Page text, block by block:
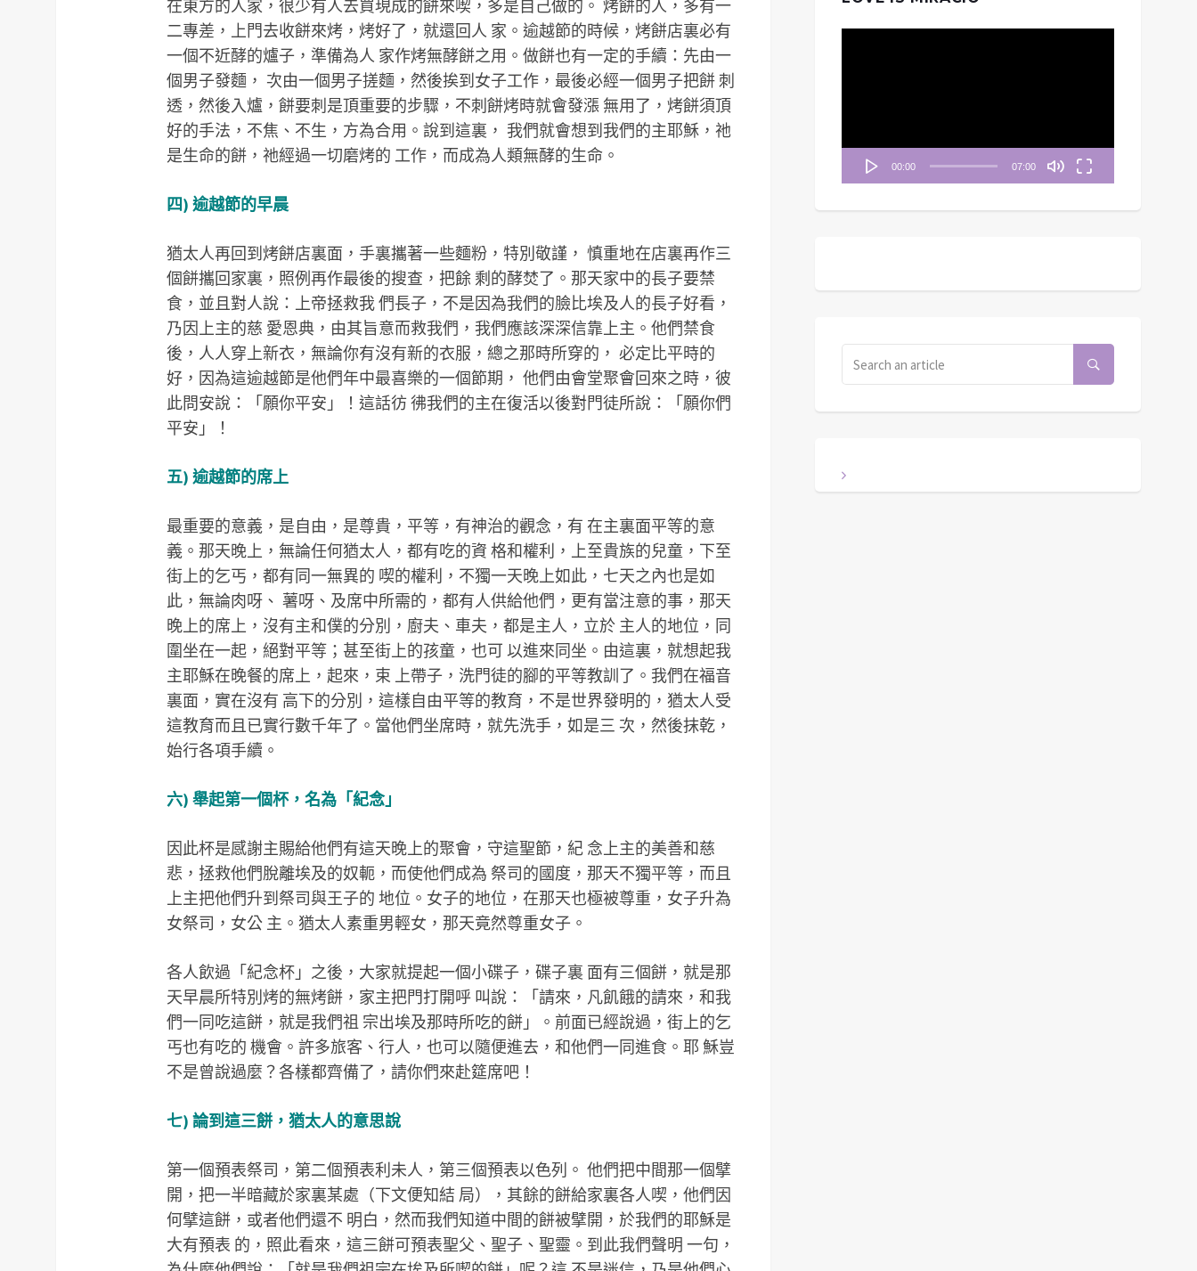
在東方的人家，很少有人去買現成的餅來喫，多是自己做的。 烤餅的人，多有一
二專差，上門去收餅來烤，烤好了，就還回人 家。逾越節的時候，烤餅店裏必有
一個不近酵的爐子，準備為人 家作烤無酵餅之用。做餅也有一定的手續：先由一
個男子發麵， 次由一個男子搓麵，然後挨到女子工作，最後必經一個男子把餅 刺
透，然後入爐，餅要刺是頂重要的步驟，不刺餅烤時就會發漲 無用了，烤餅須頂
好的手法，不焦、不生，方為合用。說到這裏， 我們就會想到我們的主耶穌，祂
是生命的餅，祂經過一切磨烤的 工作，而成為人類無酵的生命。
四) 逾越節的早晨
猶太人再回到烤餅店裏面，手裏攜著一些麵粉，特別敬謹， 慎重地在店裏再作三
個餅攜回家裏，照例再作最後的搜查，把餘 剩的酵焚了。那天家中的長子要禁
食，並且對人說：上帝拯救我 們長子，不是因為我們的臉比埃及人的長子好看，
乃因上主的慈 愛恩典，由其旨意而救我們，我們應該深深信靠上主。他們禁食
後，人人穿上新衣，無論你有沒有新的衣服，總之那時所穿的， 必定比平時的
好，因為這逾越節是他們年中最喜樂的一個節期， 他們由會堂聚會回來之時，彼
此問安說：「願你平安」！這話彷 彿我們的主在復活以後對門徒所說：「願你們
平安」！
五) 逾越節的席上
最重要的意義，是自由，是尊貴，平等，有神治的觀念，有 在主裏面平等的意
義。那天晚上，無論任何猶太人，都有吃的資 格和權利，上至貴族的兒童，下至
街上的乞丐，都有同一無異的 喫的權利，不獨一天晚上如此，七天之內也是如
此，無論肉呀、 薯呀、及席中所需的，都有人供給他們，更有當注意的事，那天
晚上的席上，沒有主和僕的分別，廚夫、車夫，都是主人，立於 主人的地位，同
圍坐在一起，絕對平等；甚至街上的孩童，也可 以進來同坐。由這裏，就想起我
主耶穌在晚餐的席上，起來，束 上帶子，洗門徒的腳的平等教訓了。我們在福音
裏面，實在沒有 高下的分別，這樣自由平等的教育，不是世界發明的，猶太人受
這教育而且已實行數千年了。當他們坐席時，就先洗手，如是三 次，然後抹乾，
始行各項手續。
六) 舉起第一個杯，名為「紀念」
因此杯是感謝主賜給他們有這天晚上的聚會，守這聖節，紀 念上主的美善和慈
悲，拯救他們脫離埃及的奴軛，而使他們成為 祭司的國度，那天不獨平等，而且
上主把他們升到祭司與王子的 地位。女子的地位，在那天也極被尊重，女子升為
女祭司，女公 主。猶太人素重男輕女，那天竟然尊重女子。
各人飲過「紀念杯」之後，大家就提起一個小碟子，碟子裏 面有三個餅，就是那
天早晨所特別烤的無烤餅，家主把門打開呼 叫說：「請來，凡飢餓的請來，和我
們一同吃這餅，就是我們祖 宗出埃及那時所吃的餅」。前面已經說過，街上的乞
丐也有吃的 機會。許多旅客、行人，也可以隨便進去，和他們一同進食。耶 穌豈
不是曾說過麼？各樣都齊備了，請你們來赴筵席吧！
七) 論到這三餅，猶太人的意思說
第一個預表祭司，第二個預表利未人，第三個預表以色列。 他們把中間那一個擘
開，把一半暗藏於家裏某處（下文便知結 局），其餘的餅給家裏各人喫，他們因
何擘這餅，或者他們還不 明白，然而我們知道中間的餅被擘開，於我們的耶穌是
大有預表 的，照此看來，這三餅可預表聖父、聖子、聖靈。到此我們聲明 一句，
00:00 07:00